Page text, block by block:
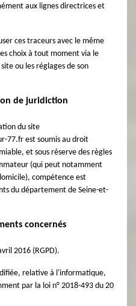
aux lignes directrices et
ces traceurs avec le même
choix à tout moment via le
ou les réglages de son
de juridiction
du site
77.fr est soumis au droit
et sous réserve des règles
(qui peut notamment
compétence est
du département de Seine-et-
concernés
2016 (RGPD).
relative à l'informatique,
par la loi n° 2018-493 du 20